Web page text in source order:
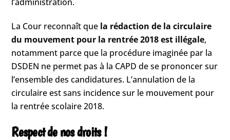
La Cour reconnaît que la rédaction de la circulaire
du mouvement pour la rentrée 2018 est illégale,
notamment parce que la procédure imaginée par la
DSDEN ne permet pas à la CAPD de se prononcer sur
l’ensemble des candidatures. L’annulation de la
circulaire est sans incidence sur le mouvement pour
la rentrée scolaire 2018.
Respect de nos droits !